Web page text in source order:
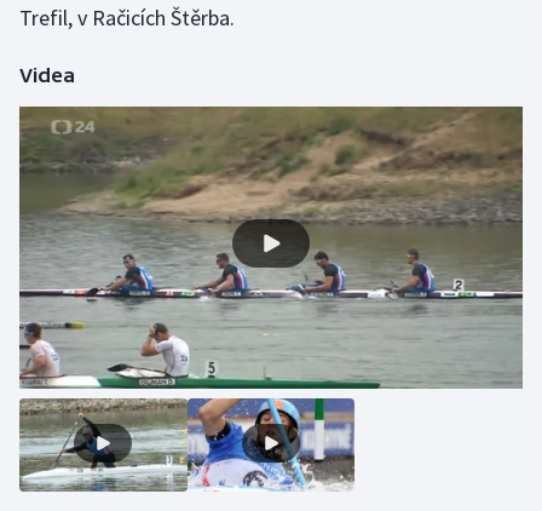
Lezení
Lyže a snowboard
Moderní pětiboj
Motorsport
Olympijské hry
Parasport
Plavání
Plážový volejbal
Ragby
Trefil, v Račicích Štěrba.
Videa